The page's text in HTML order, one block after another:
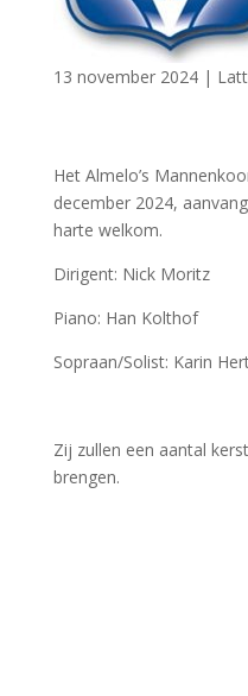
13 november 2024|
Het Almelo’s
december 2024,
harte welkom.
Dirigent: Nick Moritz
Piano: Han Kolthof
Sopraan/Solist: Karin
Zij zullen een aantal
brengen.